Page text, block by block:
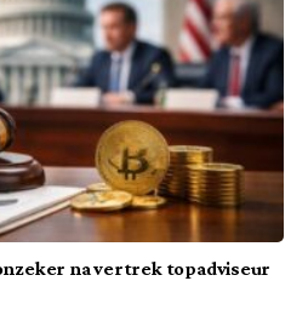
na vertrek topadviseur